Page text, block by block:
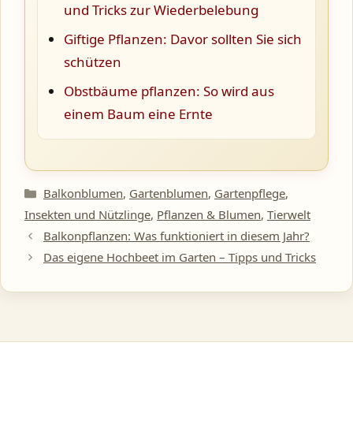
und Tricks zur Wiederbelebung
Giftige Pflanzen: Davor sollten Sie sich
schützen
Obstbäume pflanzen: So wird aus
einem Baum eine Ernte
Kategorien
Balkonblumen, Gartenblumen, Gartenpflege,
Insekten und Nützlinge, Pflanzen & Blumen, Tierwelt
Balkonpflanzen: Was funktioniert in diesem Jahr?
Das eigene Hochbeet im Garten – Tipps und Tricks